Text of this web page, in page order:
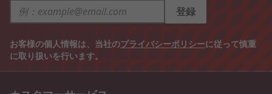
登録
お客様の個人情報は、当社のプライバシーポリシーに従って慎重
に取り扱いを行います。